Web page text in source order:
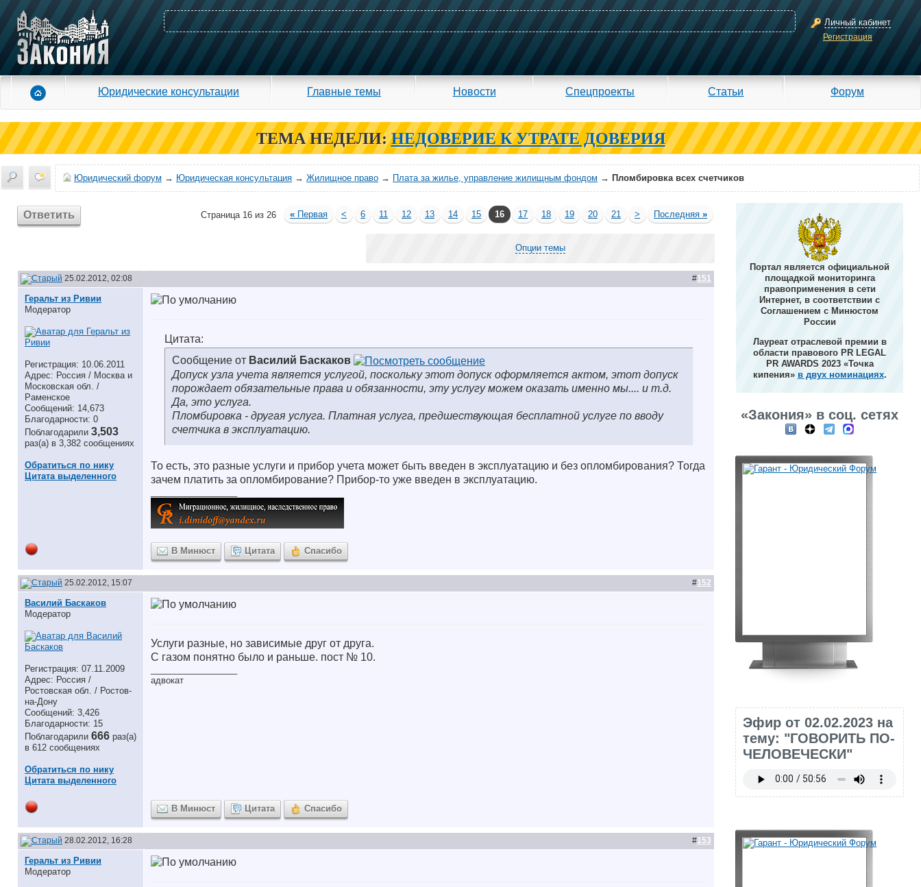
Личный кабинет
Регистрация
Юридические консультации Главные темы Новости Спецпроекты Статьи Форум
ТЕМА НЕДЕЛИ: НЕДОВЕРИЕ К УТРАТЕ ДОВЕРИЯ
Юридический форум → Юридическая консультация → Жилищное право → Плата за жилье, управление жилищным фондом → Пломбировка всех счетчиков
Ответить Страница 16 из 26 « Первая < 6 11 12 13 14 15 16 17 18 19 20 21 > Последняя»
Опции темы
25.02.2012, 02:08 #151
Геральт из Ривии
Модератор
Регистрация: 10.06.2011
Адрес: Россия / Москва и
Московская обл. /
Раменское
Сообщений: 14,673
Благодарности: 0
Поблагодарили 3,503
раз(а) в 3,382 сообщениях
Обратиться по нику
Цитата выделенного
Цитата:
Сообщение от Василий Баскаков
Допуск узла учета является услугой, поскольку этот допуск оформляется актом, этот допуск
порождает обязательные права и обязанности, эту услугу можем оказать именно мы.... и т.д.
Да, это услуга.
Пломбировка - другая услуга. Платная услуга, предшествующая бесплатной услуге по вводу
счетчика в эксплуатацию.
То есть, это разные услуги и прибор учета может быть введен в эксплуатацию и без опломбирования? Тогда
зачем платить за опломбирование? Прибор-то уже введен в эксплуатацию.
В Минюст Цитата Спасибо
25.02.2012, 15:07 #152
Василий Баскаков
Модератор
Регистрация: 07.11.2009
Адрес: Россия /
Ростовская обл. / Ростов-
на-Дону
Сообщений: 3,426
Благодарности: 15
Поблагодарили 666 раз(а)
в 612 сообщениях
Обратиться по нику
Цитата выделенного
Услуги разные, но зависимые друг от друга.
С газом понятно было и раньше. пост № 10.
адвокат
В Минюст Цитата Спасибо
28.02.2012, 16:28 #153
Геральт из Ривии
Модератор
Портал является официальной
площадкой мониторинга
правоприменения в сети
Интернет, в соответствии с
Соглашением с Минюстом
России
Лауреат отраслевой премии в
области правового PR LEGAL
PR AWARDS 2023 «Точка
кипения» в двух номинациях.
«Закония» в соц. сетях
Эфир от 02.02.2023 на
тему: "ГОВОРИТЬ ПО-
ЧЕЛОВЕЧЕСКИ"